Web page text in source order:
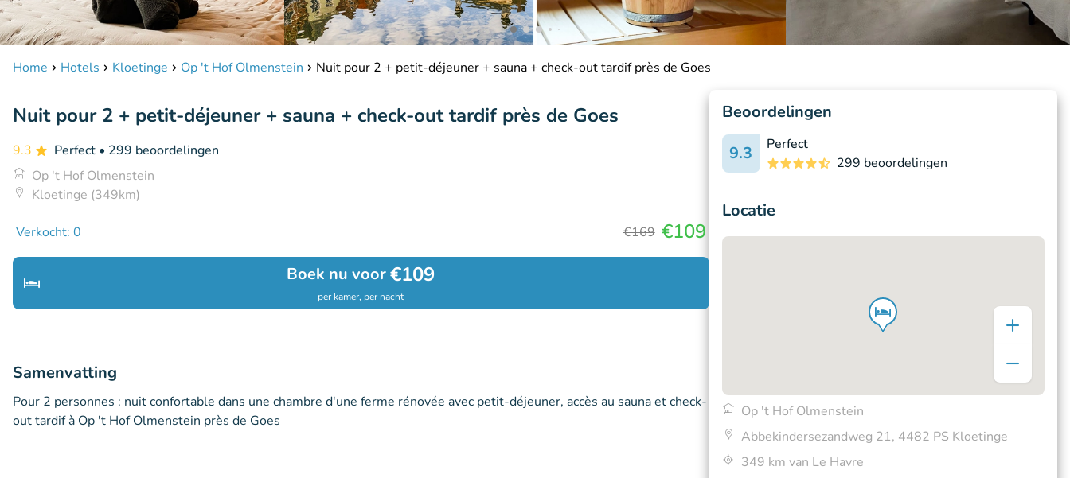
Home Hotels Kloetinge Op 't Hof Olmenstein Nuit pour 2 + petit-déjeuner + sauna + check-out tardif près de Goes
Nuit pour 2 + petit-déjeuner + sauna + check-out tardif près de Goes
9.3 Perfect • 299 beoordelingen
Op 't Hof Olmenstein
Kloetinge (349km)
Verkocht: 0 €169 €109
Boek nu voor€109
per kamer, per nacht
Samenvatting
Pour 2 personnes : nuit confortable dans une chambre d'une ferme rénovée avec petit-déjeuner, accès au sauna et check-
out tardif à Op 't Hof Olmenstein près de Goes
Beoordelingen
9.3
Perfect
299 beoordelingen
Locatie
Op 't Hof Olmenstein
Abbekindersezandweg 21, 4482 PS Kloetinge
349 km van Le Havre